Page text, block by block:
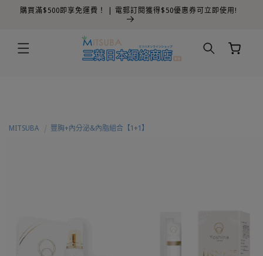
跳至內容
購買滿$500即享免運費！ | 電郵訂閱獲得$50優惠券可立即使用!
物
MITSUBA 豐胸+內分泌&內脂組合【1+1】